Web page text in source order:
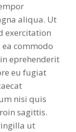
aliqua. Ut
exercitation
commodo
eprehenderit
eu fugiat
nisi quis
sagittis.
ut